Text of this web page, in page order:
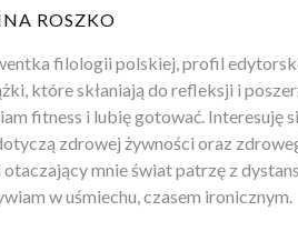
ROSZKO
filologii polskiej, profil
które skłaniają do refleksji i
fitness i lubię gotować. Interesuję
zdrowej żywności oraz
otaczający mnie świat patrzę z
w uśmiechu, czasem ironicznym.